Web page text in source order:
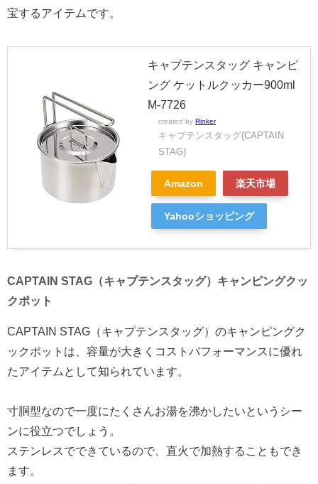
宝するアイテムです。
キャプテンスタッグ キャンピ
ング ケットルクッカー900ml
M-7726
created by Rinker
キャプテンスタッグ(CAPTAIN
STAG)
Amazon 楽天市場
Yahooショッピング
CAPTAIN STAG（キャプテンスタッグ）キャンピングクッ
クポット
CAPTAIN STAG（キャプテンスタッグ）のキャンピングク
ックポットは、容量が大きくコストパフォーマンスに優れ
たアイテムとして知られています。
寸胴型なので一度にたくさんお湯を沸かしたいというシー
ンに役立つでしょう。
ステンレスでできているので、直火で加熱することもでき
ます。